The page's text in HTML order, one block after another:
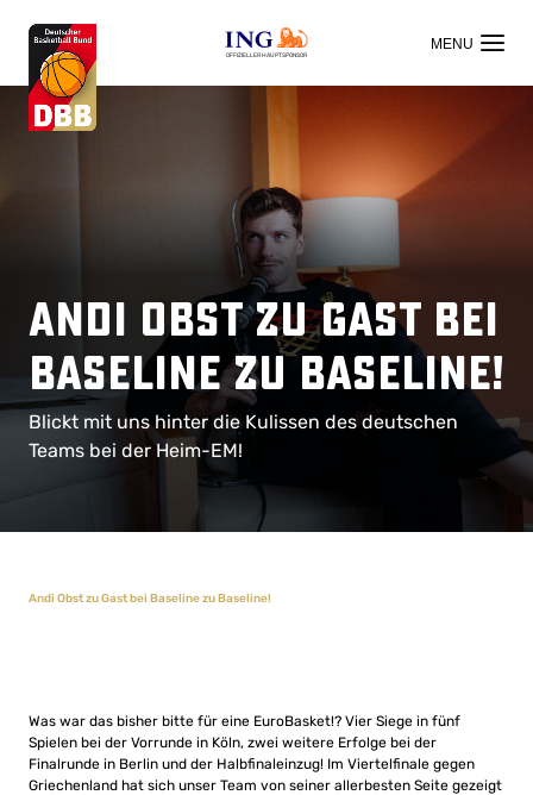
OFFIZIELLER HAUPTSPONSOR
Andi Obst zu Gast bei
Baseline zu Baseline!
Blickt mit uns hinter die Kulissen des deutschen
Teams bei der Heim-EM!
Andi Obst zu Gast bei Baseline zu Baseline!
Was war das bisher bitte für eine EuroBasket!? Vier Siege in fünf
Spielen bei der Vorrunde in Köln, zwei weitere Erfolge bei der
Finalrunde in Berlin und der Halbfinaleinzug! Im Viertelfinale gegen
Griechenland hat sich unser Team von seiner allerbesten Seite gezeigt